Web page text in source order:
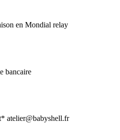
en Mondial relay
bancaire
atelier@babyshell.fr